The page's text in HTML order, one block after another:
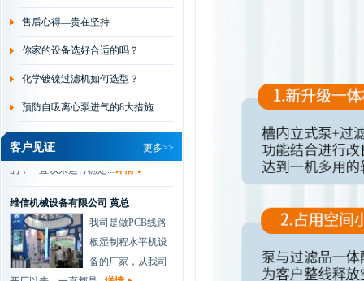
缘...
售后心得—贵在坚持
你家的设备选好合适的吗？
化学镀镍过滤机如何选型？
预防自吸离心泵进气的8大措施
更多>>
客户见证
技术以其工艺简便、节...详情
兴森快捷科技有限公司 工程部...
我司环保水处理与
楼顶废气处理泵
80%都是用的杰凯
的，一直以来运行稳定...详情
维信机械设备有限公司 黄总
我司是做PCB线路
板湿制程水平机设
备的厂家，从我司
开厂以来，一直都是... 详情